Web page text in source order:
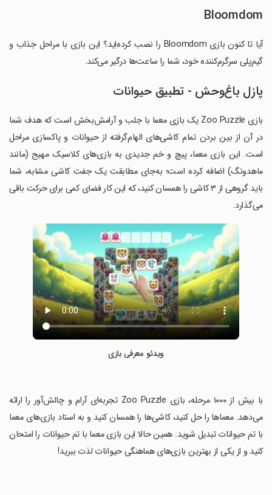
Bloomdom
آیا تا کنون بازی Bloomdom را نصب کرده‌اید؟ این بازی با مراحل جذاب و
گیم‌پلی سرگرم‌کننده خود، شما را ساعت‌ها درگیر می‌کند.
پازل باغ‌وحش - تطبیق حیوانات
بازی Zoo Puzzle یک بازی معما با جلب و آرامش‌بخش است که هدف شما
در آن از بین بردن تمام کاشی‌های الهام‌گرفته از حیوانات و پاکسازی مراحل
است. این بازی معما، پیچ و خم جدیدی به بازی‌های کلاسیک مهیج (مانند
ماهدونگ) اضافه کرده است؛ به‌جای مطابقت یک جفت کاشی مشابه، شما
باید گروهی از ۳ کاشی را همسان کنید، که این کار فضای کمی برای حرکت باقی
می‌گذارد.
ویدئو معرفی بازی
‏با بیش از ۱۰۰۰ مرحله، بازی Zoo Puzzle تجربه‌ای آرام و چالش‌آور را ارائه
می‌دهد. معماها را حل کنید، کاشی‌ها را همسان کنید و به استاد بازی‌های معما
با تم حیوانات تبدیل شوید. همین حالا این بازی معما با تم حیوانات را امتحان
کنید و از یکی از بهترین بازی‌های هماهنگی حیوانات لذت ببرید!